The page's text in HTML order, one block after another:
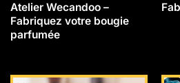
Atelier Wecandoo –
Fabriquez votre bougie
parfumée